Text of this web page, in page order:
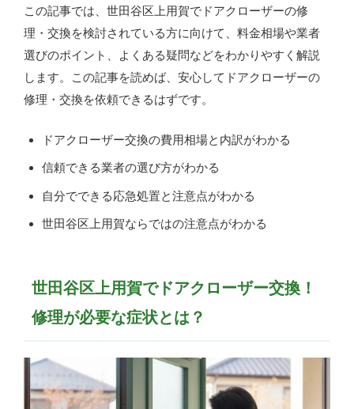
この記事では、世田谷区上用賀でドアクローザーの修
理・交換を検討されている方に向けて、料金相場や業者
選びのポイント、よくある疑問などをわかりやすく解説
します。この記事を読めば、安心してドアクローザーの
修理・交換を依頼できるはずです。
ドアクローザー交換の費用相場と内訳がわかる
信頼できる業者の選び方がわかる
自分でできる応急処置と注意点がわかる
世田谷区上用賀ならではの注意点がわかる
世田谷区上用賀でドアクローザー交換！
修理が必要な症状とは？